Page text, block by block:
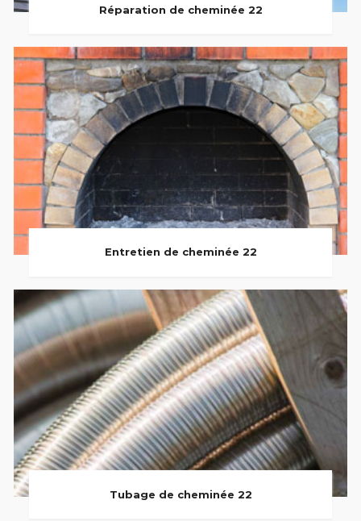
Réparation de cheminée 22
Entretien de cheminée 22
Tubage de cheminée 22